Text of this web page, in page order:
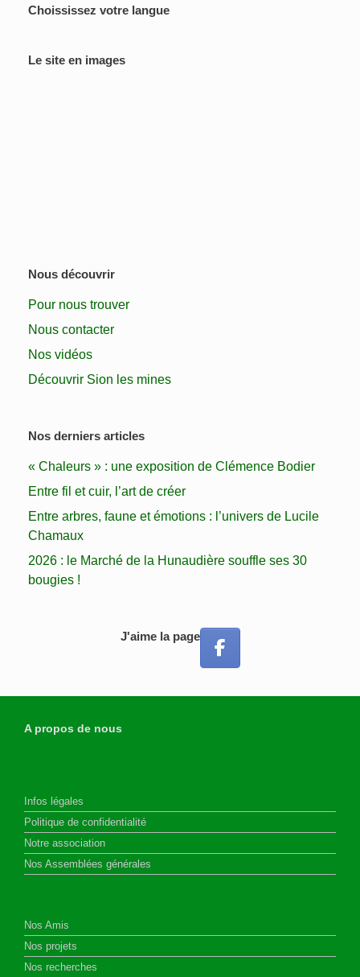
Choississez votre langue
Le site en images
Nous découvrir
Pour nous trouver
Nous contacter
Nos vidéos
Découvrir Sion les mines
Nos derniers articles
« Chaleurs » : une exposition de Clémence Bodier
Entre fil et cuir, l’art de créer
Entre arbres, faune et émotions : l’univers de Lucile
Chamaux
2026 : le Marché de la Hunaudière souffle ses 30
bougies !
J'aime la page
A propos de nous
Infos légales
Politique de confidentialité
Notre association
Nos Assemblées générales
Nos Amis
Nos projets
Nos recherches